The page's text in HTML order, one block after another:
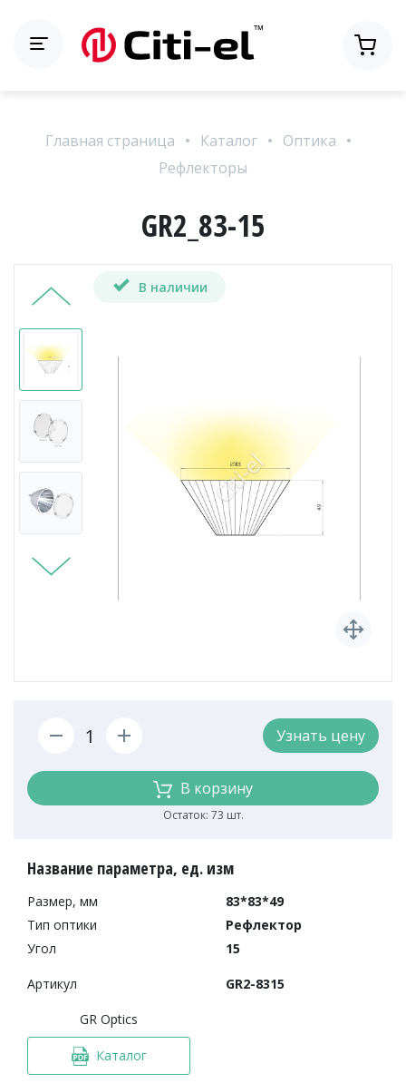
Главная страница Каталог
Оптика
Рефлекторы
GR2_83-15
В наличии
Узнать цену
В корзину
Остаток: 73 шт.
Название параметра, ед. изм
Размер, мм
83*83*49
Тип оптики
Рефлектор
Угол
15
Артикул GR2-8315
GR Optics
Каталог